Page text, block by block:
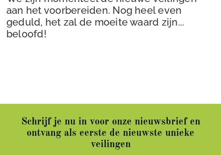
aan het voorbereiden. Nog heel even
geduld, het zal de moeite waard zijn...
beloofd!
Schrijf je nu in voor onze nieuwsbrief en
ontvang als eerste de nieuwste unieke
veilingen